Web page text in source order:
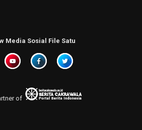
Media Sosial File Satu
of